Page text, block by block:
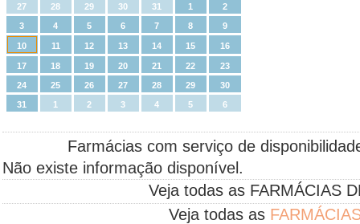
27 28 29 30 31 1
2
3
4 5 6 7 8 9
10 11 12 13 14 15 16
17 18 19 20 21 22
23
24
25 26 27 28 29
30
31
1 2 3 4 5 6
Farmácias com serviço de
Não existe informação disponível.
Veja todas as FARMÁCIAS
Veja todas as